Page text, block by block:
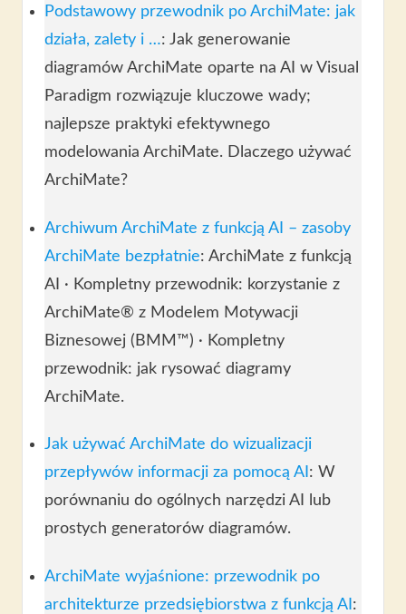
Podstawowy przewodnik po ArchiMate: jak
działa, zalety i …: Jak generowanie
diagramów ArchiMate oparte na AI w Visual
Paradigm rozwiązuje kluczowe wady;
najlepsze praktyki efektywnego
modelowania ArchiMate. Dlaczego używać
ArchiMate?
Archiwum ArchiMate z funkcją AI – zasoby
ArchiMate bezpłatnie: ArchiMate z funkcją
AI · Kompletny przewodnik: korzystanie z
ArchiMate® z Modelem Motywacji
Biznesowej (BMM™) · Kompletny
przewodnik: jak rysować diagramy
ArchiMate.
Jak używać ArchiMate do wizualizacji
przepływów informacji za pomocą AI : W
porównaniu do ogólnych narzędzi AI lub
prostych generatorów diagramów.
ArchiMate wyjaśnione: przewodnik po
architekturze przedsiębiorstwa z funkcją AI :